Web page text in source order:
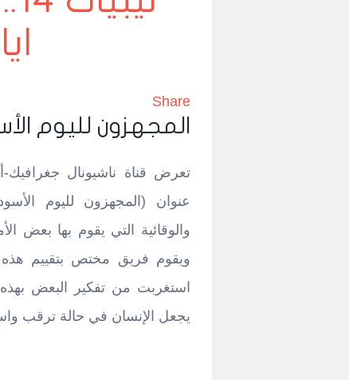
Share
المجهزون لليوم
تعرض قناة ناشيونال
عنوان (المجهزون لليوم
والوقائية التي يقوم بها بعض
ويقوم فريق مختص بتقييم هذه
استغربت من تفكير البعض
يجعل الإنسان في حالة ترقب